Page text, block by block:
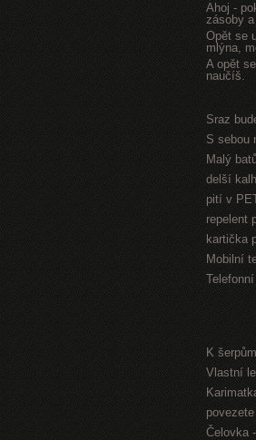
Ahoj -
zásoby
Opět se
mlýna,
A opět
naučíš.
Sraz
S sebou
Malý
delší
pití v
repelent
kartička
Mobilní
K
Vlastní
Čelovka